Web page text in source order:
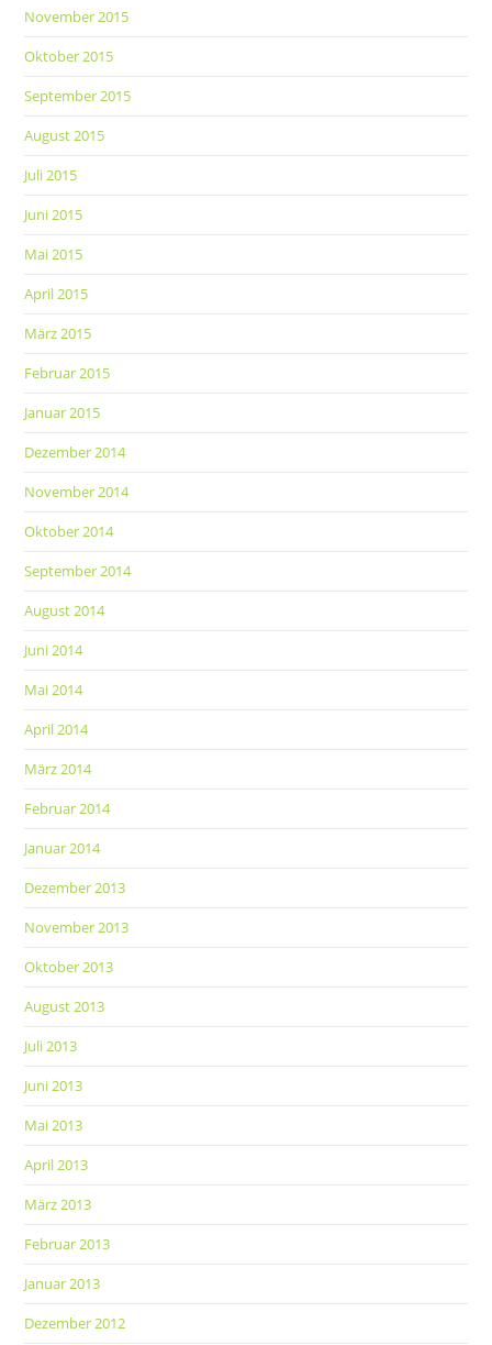
November 2015
Oktober 2015
September 2015
August 2015
Juli 2015
Juni 2015
Mai 2015
April 2015
März 2015
Februar 2015
Januar 2015
Dezember 2014
November 2014
Oktober 2014
September 2014
August 2014
Juni 2014
Mai 2014
April 2014
März 2014
Februar 2014
Januar 2014
Dezember 2013
November 2013
Oktober 2013
August 2013
Juli 2013
Juni 2013
Mai 2013
April 2013
März 2013
Februar 2013
Januar 2013
Dezember 2012